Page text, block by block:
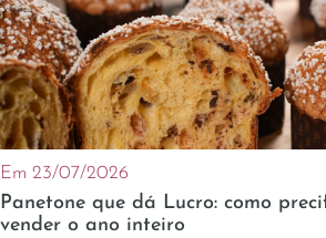
Em 23/07/2026
Panetone que dá Lucro: como
vender o ano inteiro